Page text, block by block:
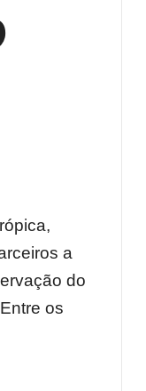
a
do
os